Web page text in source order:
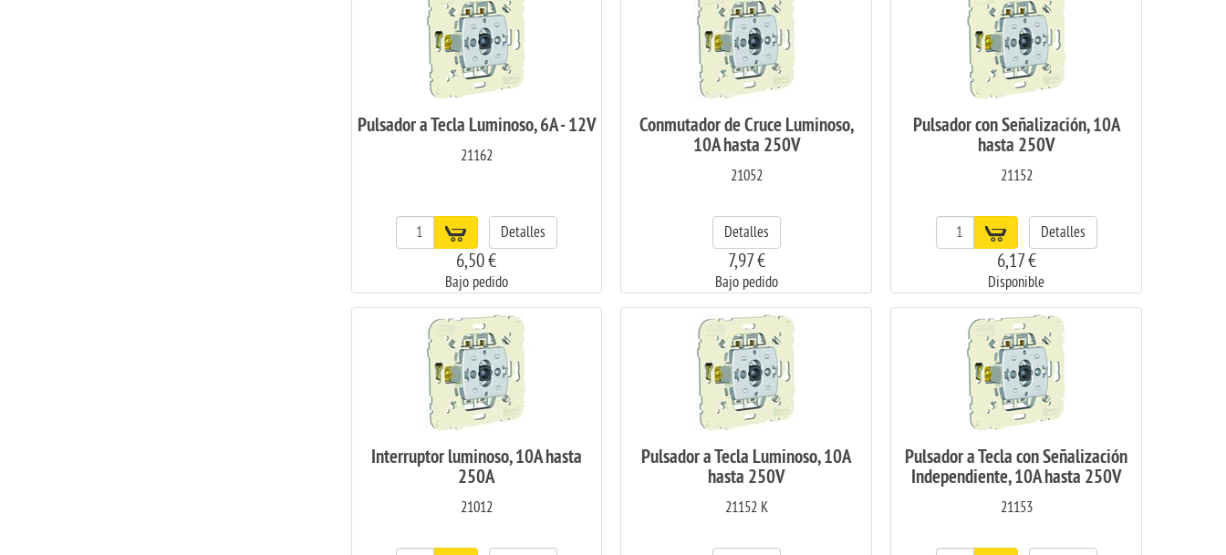
Pulsador a Tecla Luminoso, 6A - 12V
21162
Detalles
6,50 €
Bajo pedido
Conmutador de Cruce Luminoso,
10A hasta 250V
21052
Detalles
7,97 €
Bajo pedido
Pulsador con Señalización, 10A
hasta 250V
21152
Detalles
6,17 €
Disponible
Interruptor luminoso, 10A hasta
250A
21012
Pulsador a Tecla Luminoso, 10A
hasta 250V
21152 K
Pulsador a Tecla con Señalización
Independiente, 10A hasta 250V
21153